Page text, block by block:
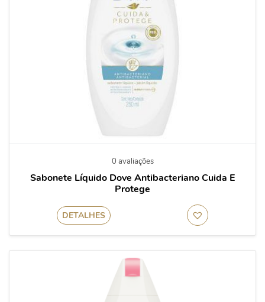
0 avaliações
Sabonete Líquido Dove Antibacteriano Cuida E
Protege
DETALHES